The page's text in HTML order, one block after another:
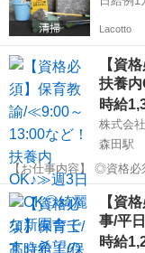
Lacotto
【資
扶養
時給
株式会
森田駅
【お仕事内容】 ◎資格
¨⌒¨⌒¨⌒¨⌒¨⌒¨⌒¨⌒¨⌒¨ 保育の
なので ピカピカの新園舎でのお仕事です
ートさんは基本補助の ...
福井 福井市 森
【資
事/平
時給